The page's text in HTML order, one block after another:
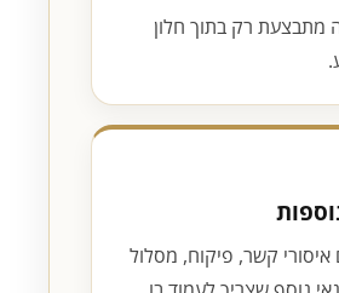
מתבצעת רק בתוך חלון
איסורי קשר, פיקוח, מסלול